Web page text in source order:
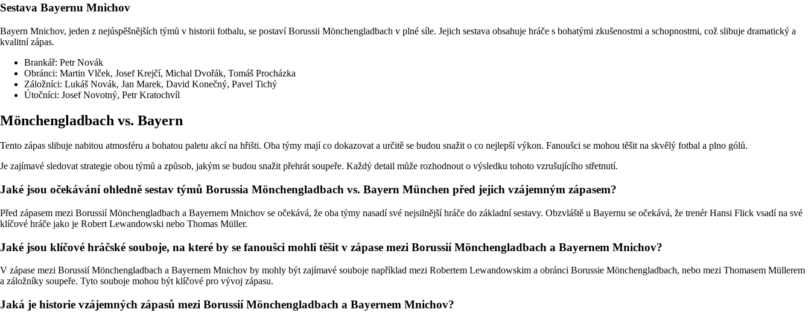
Sestava Bayernu Mnichov
Bayern Mnichov, jeden z nejúspěšnějších týmů v historii fotbalu, se postaví Borussii Mönchengladbach v plné síle. Jejich sestava obsahuje hráče s bohatými zkušenostmi a schopnostmi, což slibuje dramatický a
kvalitní zápas.
Brankář: Petr Novák
Obránci: Martin Vlček, Josef Krejčí, Michal Dvořák, Tomáš Procházka
Záložníci: Lukáš Novák, Jan Marek, David Konečný, Pavel Tichý
Útočníci: Josef Novotný, Petr Kratochvíl
Mönchengladbach vs. Bayern
Tento zápas slibuje nabitou atmosféru a bohatou paletu akcí na hřišti. Oba týmy mají co dokazovat a určitě se budou snažit o co nejlepší výkon. Fanoušci se mohou těšit na skvělý fotbal a plno gólů.
Je zajímavé sledovat strategie obou týmů a způsob, jakým se budou snažit přehrát soupeře. Každý detail může rozhodnout o výsledku tohoto vzrušujícího střetnutí.
Jaké jsou očekávání ohledně sestav týmů Borussia Mönchengladbach vs. Bayern München před jejich vzájemným zápasem?
Před zápasem mezi Borussií Mönchengladbach a Bayernem Mnichov se očekává, že oba týmy nasadí své nejsilnější hráče do základní sestavy. Obzvláště u Bayernu se očekává, že trenér Hansi Flick vsadí na své
klíčové hráče jako je Robert Lewandowski nebo Thomas Müller.
Jaké jsou klíčové hráčské souboje, na které by se fanoušci mohli těšit v zápase mezi Borussií Mönchengladbach a Bayernem Mnichov?
V zápase mezi Borussií Mönchengladbach a Bayernem Mnichov by mohly být zajímavé souboje například mezi Robertem Lewandowskim a obránci Borussie Mönchengladbach, nebo mezi Thomasem Müllerem
a záložníky soupeře. Tyto souboje mohou být klíčové pro vývoj zápasu.
Jaká je historie vzájemných zápasů mezi Borussií Mönchengladbach a Bayernem Mnichov?